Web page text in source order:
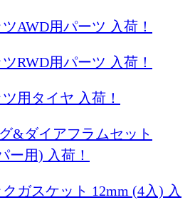
AWD用パーツ 入荷！
RWD用パーツ 入荷！
用タイヤ 入荷！
&ダイアフラムセット
ー用) 入荷！
ガスケット 12mm (4入) 入